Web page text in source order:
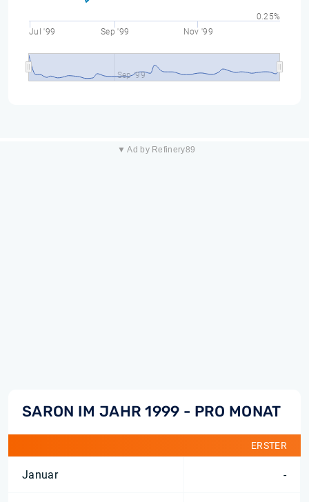
Jul '99 Sep '99 Nov '99
Sep '99
0.25%
▼ Ad by Refinery89
SARON IM JAHR 1999 - PRO MONAT
ERSTER
Januar -